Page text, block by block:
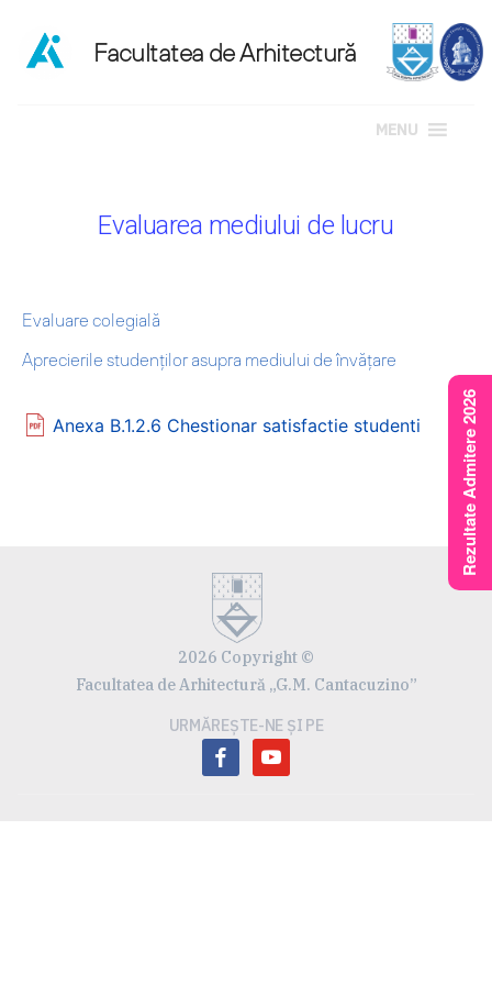
MENU
Evaluarea mediului de lucru
Evaluare colegială
Aprecierile studenților asupra mediului de învățare
Anexa B.1.2.6 Chestionar satisfactie studenti
2026 Copyright ©
Facultatea de Arhitectură „G.M. Cantacuzino”
URMĂREȘTE-NE ȘI PE
facebookyoutube
Rezultate Admitere 2026